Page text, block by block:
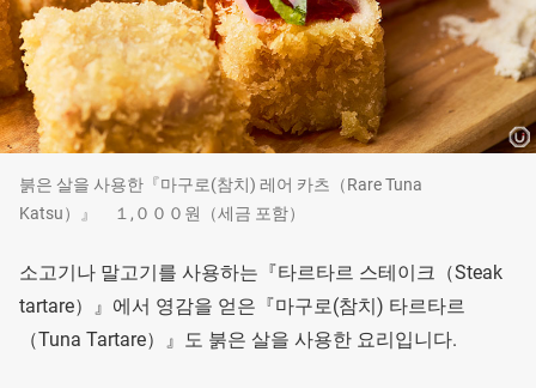
붉은 살을 사용한『마구로(참치) 레어 카츠（Rare Tuna
Katsu）』 １,０００원（세금 포함）
소고기나 말고기를 사용하는『타르타르 스테이크（Steak
tartare）』에서 영감을 얻은『마구로(참치) 타르타르
（Tuna Tartare）』도 붉은 살을 사용한 요리입니다.